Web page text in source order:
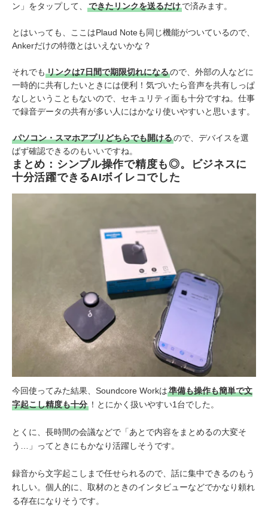
ン」をタップして、
できたリンクを送るだけで済みます。
とはいっても、ここはPlaud Noteも同じ機能がついているので、
Ankerだけの特徴とはいえないかな？
それでも リンクは7日間で期限切れになるので、外部の人などに
一時的に共有したいときには便利！気づいたら音声を共有しっぱ
なしということもないので、セキュリティ面も十分ですね。仕事
で録音データの共有が多い人にはかなり使いやすいと思います。
パソコン・スマホアプリどちらでも開けるので、デバイスを選
ばず確認できるのもいいですね。
まとめ：シンプル操作で精度も◎。ビジネスに
十分活躍できるAIボイレコでした
今回使ってみた結果、Soundcore Workは準備も操作も簡単で文
字起こし精度も十分 ！とにかく扱いやすい1台でした。
とくに、長時間の会議などで「あとで内容をまとめるの大変そ
う…」ってときにもかなり活躍しそうです。
録音から文字起こしまで任せられるので、話に集中できるのもう
れしい。個人的に、取材のときのインタビューなどでかなり頼れ
る存在になりそうです。